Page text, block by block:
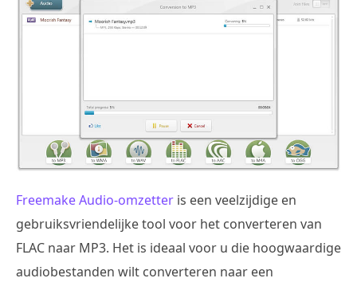
Freemake Audio-omzetter is een veelzijdige en
gebruiksvriendelijke tool voor het converteren van
FLAC naar MP3. Het is ideaal voor u die hoogwaardige
audiobestanden wilt converteren naar een